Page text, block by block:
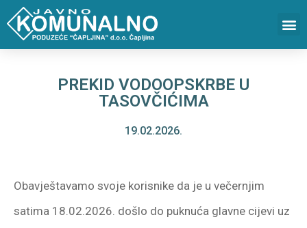
PREKID VODOOPSKRBE U
TASOVČIĆIMA
19.02.2026.
Obavještavamo svoje korisnike da je u večernjim
satima 18.02.2026. došlo do puknuća glavne cijevi uz